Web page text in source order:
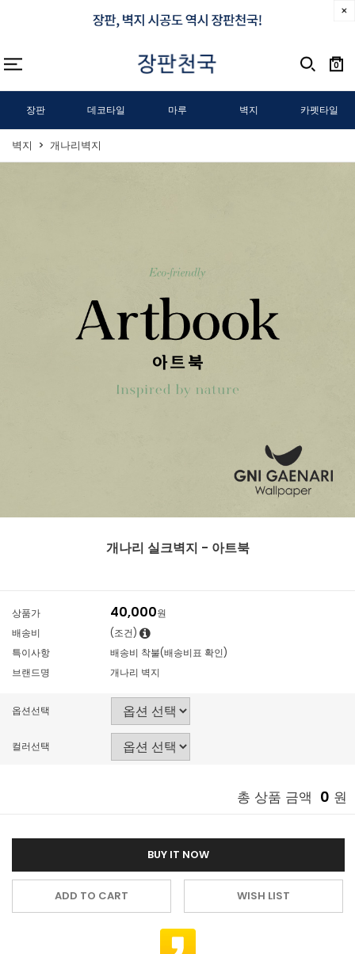
0
장판 데코타일 마루 벽지 카펫타일
벽지 개나리벽지
개나리 실크벽지 - 아트북
상품가 40,000원
배송비
(조건)
특이사항
배송비 착불(배송비표 확인)
브랜드명
개나리 벽지
옵션선택
컬러선택
총 상품 금액 0 원
BUY IT NOW
ADD TO CART WISH LIST